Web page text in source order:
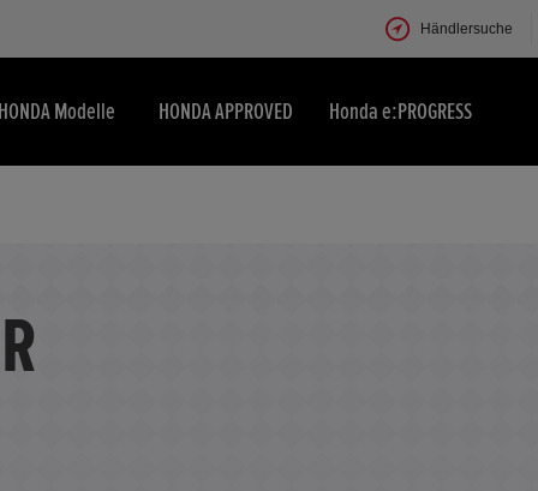
Händlersuche
Modelle HONDA APPROVED Honda e:PROGRESS